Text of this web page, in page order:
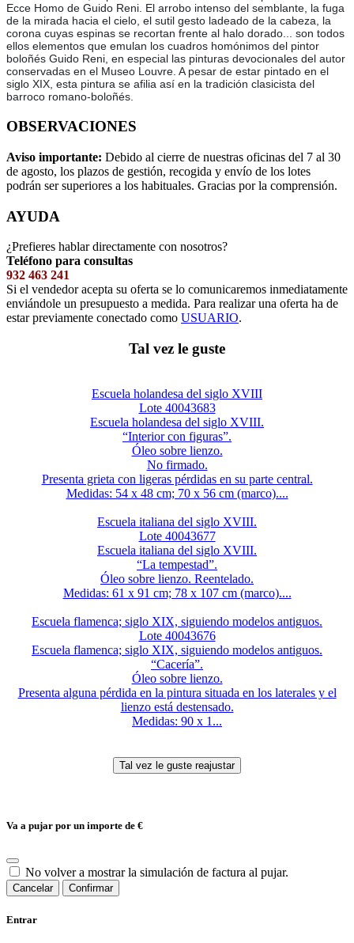
Ecce Homo de Guido Reni. El arrobo intenso del semblante, la fuga
de la mirada hacia el cielo, el sutil gesto ladeado de la cabeza, la
corona cuyas espinas se recortan frente al halo dorado... son todos
ellos elementos que emulan los cuadros homónimos del pintor
boloñés Guido Reni, en especial las pinturas devocionales del autor
conservadas en el Museo Louvre. A pesar de estar pintado en el
siglo XIX, esta pintura se afilia así en la tradición clasicista del
barroco romano-boloñés.
OBSERVACIONES
Aviso importante: Debido al cierre de nuestras oficinas del 7 al 30
de agosto, los plazos de gestión, recogida y envío de los lotes
podrán ser superiores a los habituales. Gracias por la comprensión.
AYUDA
¿Prefieres hablar directamente con nosotros?
Teléfono para consultas
932 463 241
Si el vendedor acepta su oferta se lo comunicaremos inmediatamente
enviándole un presupuesto a medida. Para realizar una oferta ha de
estar previamente conectado como USUARIO.
Tal vez le guste
Escuela holandesa del siglo XVIII
Lote 40043683
Escuela holandesa del siglo XVIII.
“Interior con figuras”.
Óleo sobre lienzo.
No firmado.
Presenta grieta con ligeras pérdidas en su parte central.
Medidas: 54 x 48 cm; 70 x 56 cm (marco)....
Escuela italiana del siglo XVIII.
Lote 40043677
Escuela italiana del siglo XVIII.
“La tempestad”.
Óleo sobre lienzo. Reentelado.
Medidas: 61 x 91 cm; 78 x 107 cm (marco)....
Escuela flamenca; siglo XIX, siguiendo modelos antiguos.
Lote 40043676
Escuela flamenca; siglo XIX, siguiendo modelos antiguos.
“Cacería”.
Óleo sobre lienzo.
Presenta alguna pérdida en la pintura situada en los laterales y el
lienzo está destensado.
Medidas: 90 x 1...
Va a pujar por un importe de €
No volver a mostrar la simulación de factura al pujar.
Cancelar Confirmar
Entrar